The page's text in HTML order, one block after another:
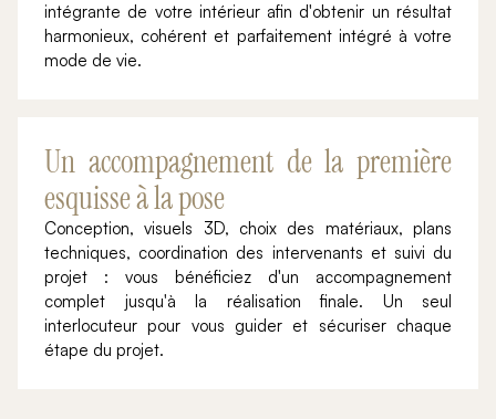
intégrante de votre intérieur afin d'obtenir un résultat
harmonieux, cohérent et parfaitement intégré à votre
mode de vie.
Un accompagnement de la première
esquisse à la pose
Conception, visuels 3D, choix des matériaux, plans
techniques, coordination des intervenants et suivi du
projet : vous bénéficiez d'un accompagnement
complet jusqu'à la réalisation finale. Un seul
interlocuteur pour vous guider et sécuriser chaque
étape du projet.